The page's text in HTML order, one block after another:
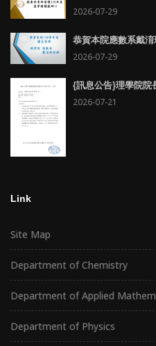
2026-07-29
恭賀本院應數系戴
2026-07-29
{訊息公告}理學院院
2026-07-21
Link
Site Map
Department of Chemistry
Department of Applied
Department of Physics